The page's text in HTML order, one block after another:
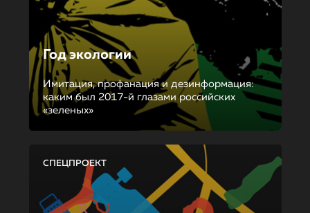
Год экологии
Имитация, профанация и дезинформация:
каким был 2017-й глазами российских
«зеленых»
СПЕЦПРОЕКТ